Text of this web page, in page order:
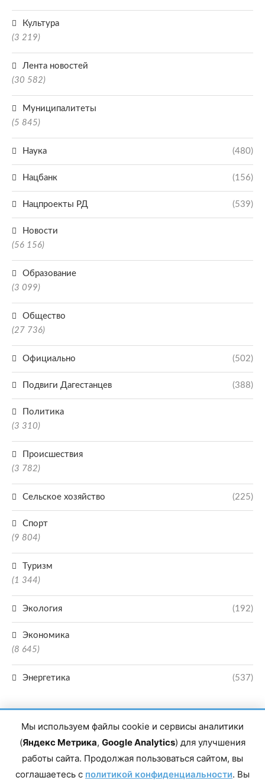
Культура
(3 219)
Лента новостей
(30 582)
Муниципалитеты
(5 845)
Наука (480)
Нацбанк (156)
Нацпроекты РД (539)
Новости
(56 156)
Образование
(3 099)
Общество
(27 736)
Официально (502)
Подвиги Дагестанцев (388)
Политика
(3 310)
Происшествия
(3 782)
Сельское хозяйство (225)
Спорт
(9 804)
Туризм
(1 344)
Экология (192)
Экономика
(8 645)
Энергетика (537)
Главный редактор сетевого издания Магомаев Тимур Нухович. Контакты
редакции: 8(988)-292-94-34 Почта: vestiskfo@gmail.com По вопросам
Мы используем файлы cookie и сервисы аналитики
(Яндекс Метрика, Google Analytics) для улучшения
работы сайта. Продолжая пользоваться сайтом, вы
соглашаетесь с политикой конфиденциальности. Вы